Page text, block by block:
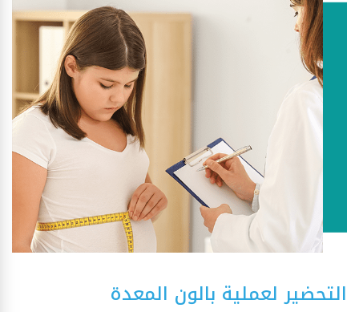
التحضير لعملية بالون المعدة